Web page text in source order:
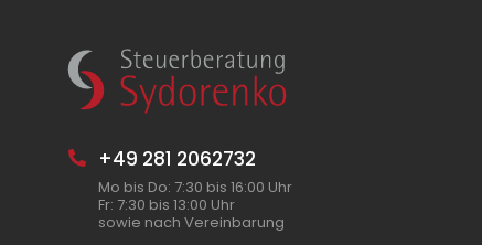
+49 281 2062732
Mo bis Do: 7:30 bis 16:00 Uhr
Fr: 7:30 bis 13:00 Uhr
sowie nach Vereinbarung